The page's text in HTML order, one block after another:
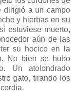
dirigió a un campo
y hierbas en su
estuviese muerto,
aún de las
su hocico en la
No bien se hubo
Un atolondrado
gato, tirando los